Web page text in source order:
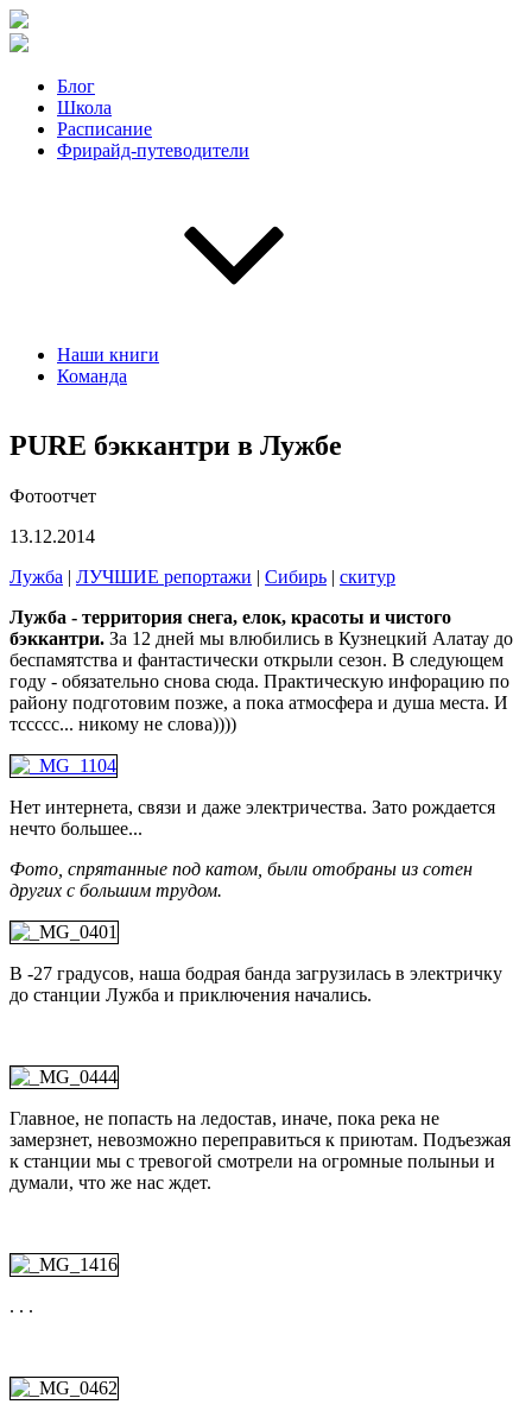
Блог
Школа
Расписание
Фрирайд-путеводители
Наши книги
Команда
PURE бэккантри в Лужбе
Фотоотчет
13.12.2014
Лужба | ЛУЧШИЕ репортажи | Сибирь | скитур
Лужба - территория снега, елок, красоты и чистого
бэккантри. За 12 дней мы влюбились в Кузнецкий Алатау до
беспамятства и фантастически открыли сезон. В следующем
году - обязательно снова сюда. Практическую инфорацию по
району подготовим позже, а пока атмосфера и душа места. И
тссссс... никому не слова))))
Нет интернета, связи и даже электричества. Зато рождается
нечто большее...
Фото, спрятанные под катом, были отобраны из сотен
других с большим трудом.
В -27 градусов, наша бодрая банда загрузилась в электричку
до станции Лужба и приключения начались.
Главное, не попасть на ледостав, иначе, пока река не
замерзнет, невозможно переправиться к приютам. Подъезжая
к станции мы с тревогой смотрели на огромные полыньи и
думали, что же нас ждет.
. . .